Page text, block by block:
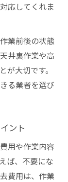
応してくれま
業前後の状態
井裏作業や高
大切です。
る業者を選び
ント
用や作業内容
ば、不要にな
費用は、作業